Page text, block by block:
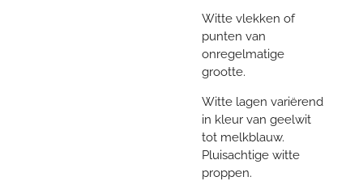
Witte vlekken of
punten van
onregelmatige
grootte.
Witte lagen variërend
in kleur van geelwit
tot melkblauw.
Pluisachtige witte
proppen.